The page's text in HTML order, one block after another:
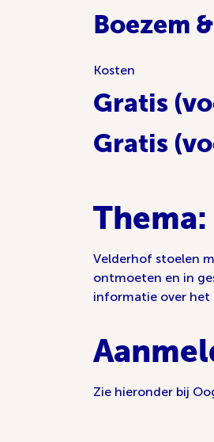
Boezem
Kosten
Gratis
Gratis
Thema:
Velderhof stoelen
ontmoeten en in
informatie over het
Zie hieronder bij